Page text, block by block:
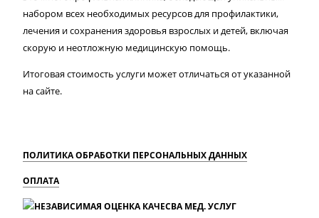
набором всех необходимых ресурсов для профилактики,
лечения и сохранения здоровья взрослых и детей, включая
скорую и неотложную медицинскую помощь.
Итоговая стоимость услуги может отличаться от указанной
на сайте.
ПОЛИТИКА ОБРАБОТКИ ПЕРСОНАЛЬНЫХ ДАННЫХ
ОПЛАТА